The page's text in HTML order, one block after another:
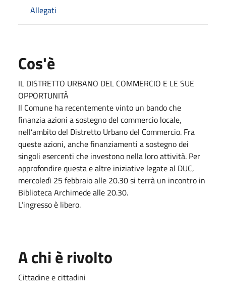
Allegati
Cos'è
IL DISTRETTO URBANO DEL COMMERCIO E LE SUE
OPPORTUNITÀ
Il Comune ha recentemente vinto un bando che
finanzia azioni a sostegno del commercio locale,
nell’ambito del Distretto Urbano del Commercio. Fra
queste azioni, anche finanziamenti a sostegno dei
singoli esercenti che investono nella loro attività. Per
approfondire questa e altre iniziative legate al DUC,
mercoledì 25 febbraio alle 20.30 si terrà un incontro in
Biblioteca Archimede alle 20.30.
L’ingresso è libero.
A chi è rivolto
Cittadine e cittadini